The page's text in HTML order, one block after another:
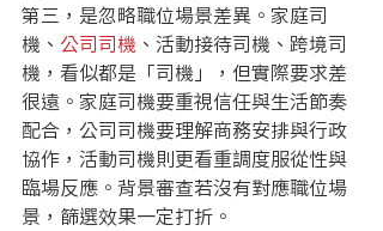
第三，是忽略職位場景差異。家庭司
機、 公司司機 、活動接待司機、跨境司
機，看似都是「司機」，但實際要求差
很遠。家庭司機要重視信任與生活節奏
配合，公司司機要理解商務安排與行政
協作，活動司機則更看重調度服從性與
臨場反應。背景審查若沒有對應職位場
景，篩選效果一定打折。